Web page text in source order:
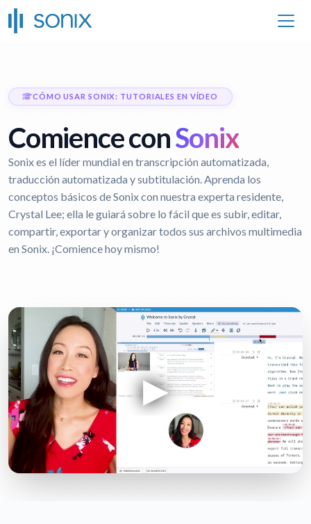
CÓMO USAR SONIX: TUTORIALES EN VÍDEO
Comience conSonix
Sonix es el líder mundial en transcripción automatizada,
traducción automatizada y subtitulación. Aprenda los
conceptos básicos de Sonix con nuestra experta residente,
Crystal Lee; ella le guiará sobre lo fácil que es subir, editar,
compartir, exportar y organizar todos sus archivos multimedia
en Sonix. ¡Comience hoy mismo!